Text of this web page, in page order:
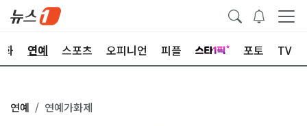
화 연예 스포츠 오피니언 피플 포토 TV
연예 연예가화제